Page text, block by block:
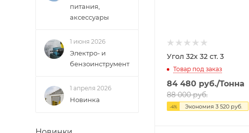
Угол 32х 32 ст. 3
Товар под заказ
84 480 руб./Тонна
88 000руб.
-4% Экономия 3 520 руб.
питания,
аксессуары
1 июня 2026
Электро- и
бензоинструмент
1 апреля 2026
Новинка